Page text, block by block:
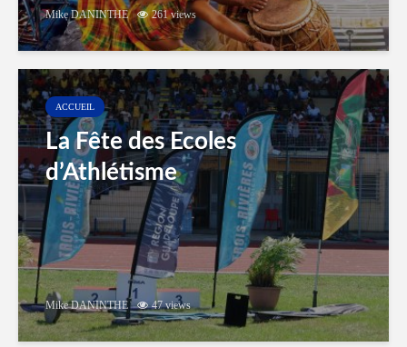
Mike DANINTHE 261 views
ACCUEIL
La Fête des Ecoles
d’Athlétisme
Mike DANINTHE 47 views